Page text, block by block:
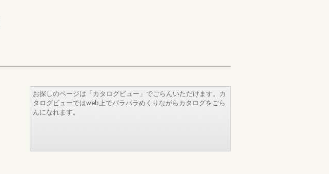
お探しのページは「カタログビュー」でごらんいただけます。カ
タログビューではweb上でパラパラめくりながらカタログをごら
んになれます。